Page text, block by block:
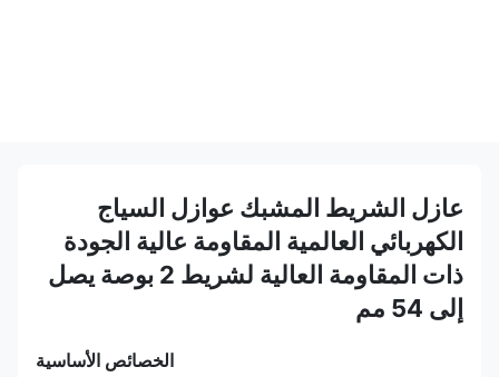
عازل الشريط المشبك عوازل السياج
الكهربائي العالمية المقاومة عالية الجودة
ذات المقاومة العالية لشريط 2 بوصة يصل
إلى 54 مم
الخصائص الأساسية